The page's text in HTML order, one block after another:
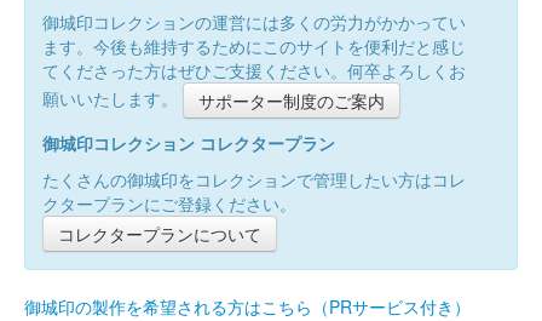
御城印コレクションの運営には多くの労力がかかってい
ます。今後も維持するためにこのサイトを便利だと感じ
てくださった方はぜひご支援ください。何卒よろしくお
願いいたします。
サポーター制度のご案内
御城印コレクション コレクタープラン
たくさんの御城印をコレクションで管理したい方はコレ
クタープランにご登録ください。
コレクタープランについて
御城印の製作を希望される方はこちら（PRサービス付き）